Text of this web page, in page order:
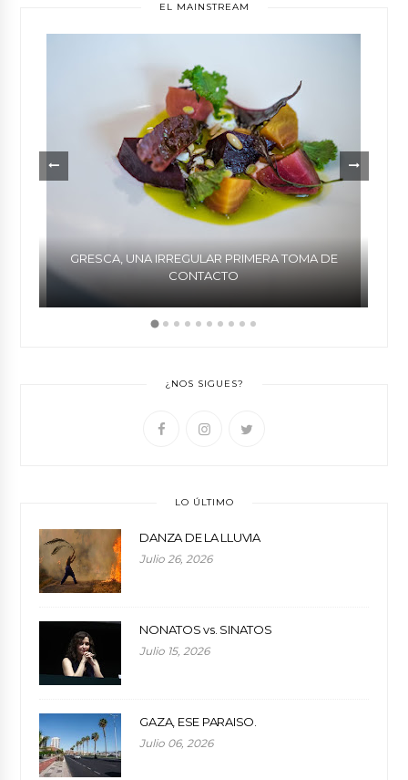
EL MAINSTREAM
GRESCA, UNA IRREGULAR PRIMERA TOMA DE
CONTACTO
¿NOS SIGUES?
LO ÚLTIMO
DANZA DE LA LLUVIA
Julio 26, 2026
NONATOS vs. SINATOS
Julio 15, 2026
GAZA, ESE PARAISO.
Julio 06, 2026